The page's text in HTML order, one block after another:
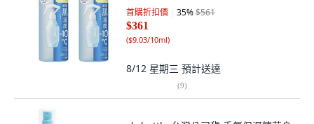
首購折扣價 35%$561
$361
($9.03/10ml)
8/12 星期三 預計送達
(9)